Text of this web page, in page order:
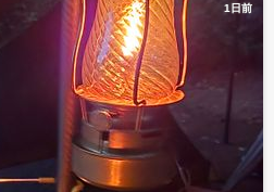
1日前